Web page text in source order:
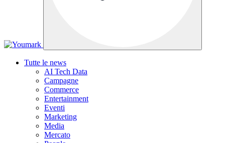
Tutte le news
AI Tech Data
Campagne
Commerce
Entertainment
Eventi
Marketing
Media
Mercato